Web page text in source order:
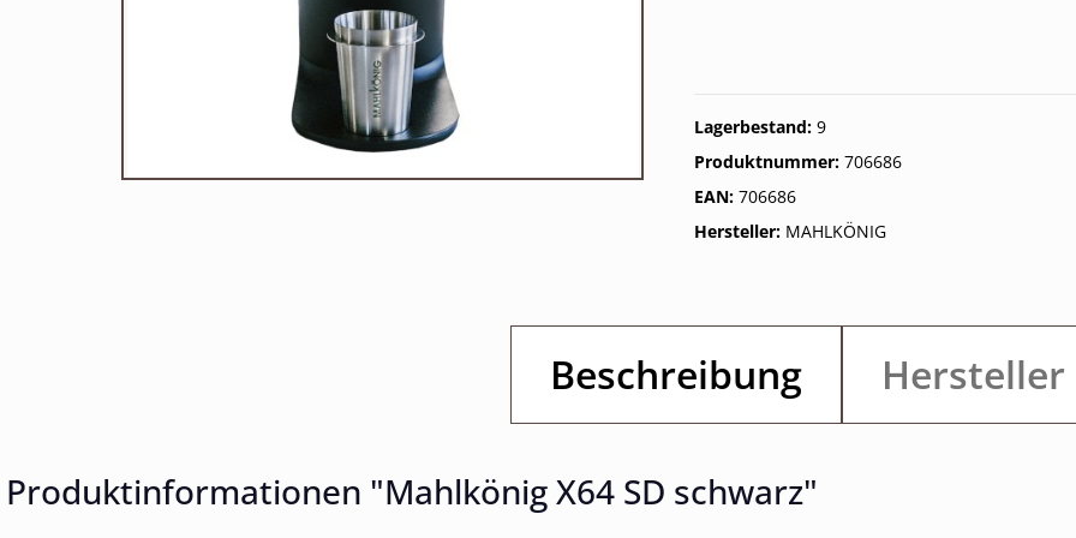
Lagerbestand: 9
Produktnummer: 706686
EAN: 706686
Hersteller: MAHLKÖNIG
Beschreibung Hersteller
Produktinformationen "Mahlkönig X64 SD schwarz"